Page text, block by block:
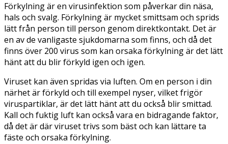
Förkylning är en virusinfektion som påverkar din näsa,
hals och svalg. Förkylning är mycket smittsam och sprids
lätt från person till person genom direktkontakt. Det är
en av de vanligaste sjukdomarna som finns, och då det
finns över 200 virus som kan orsaka förkylning är det lätt
hänt att du blir förkyld igen och igen.
Viruset kan även spridas via luften. Om en person i din
närhet är förkyld och till exempel nyser, vilket frigör
viruspartiklar, är det lätt hänt att du också blir smittad.
Kall och fuktig luft kan också vara en bidragande faktor,
då det är där viruset trivs som bäst och kan lättare ta
fäste och orsaka förkylning.